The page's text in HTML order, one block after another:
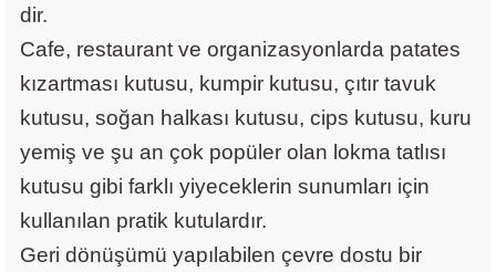
dir.
Cafe, restaurant ve organizasyonlarda patates
kızartması kutusu, kumpir kutusu, çıtır tavuk
kutusu, soğan halkası kutusu, cips kutusu, kuru
yemiş ve şu an çok popüler olan lokma tatlısı
kutusu gibi farklı yiyeceklerin sunumları için
kullanılan pratik kutulardır.
Geri dönüşümü yapılabilen çevre dostu bir